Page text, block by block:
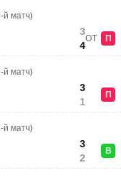
й матч)
3
4
ОТ П
й матч)
3
1
П
й матч)
3
2
В